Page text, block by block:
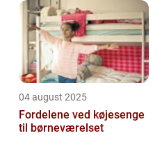
04 august 2025
Fordelene ved køjesenge
til børneværelset